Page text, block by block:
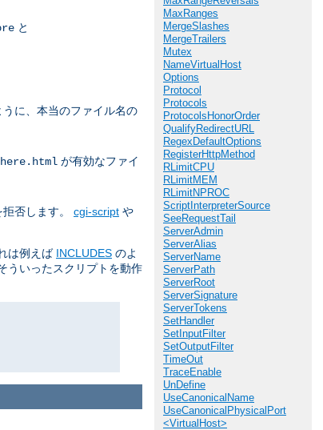
MaxRanges
MergeSlashes
MergeTrailers
Mutex
NameVirtualHost
Options
Protocol
Protocols
ProtocolsHonorOrder
QualifyRedirectURL
RegexDefaultOptions
RegisterHttpMethod
RLimitCPU
RLimitMEM
RLimitNPROC
ScriptInterpreterSource
SeeRequestTail
ServerAdmin
ServerAlias
ServerName
ServerPath
ServerRoot
ServerSignature
ServerTokens
SetHandler
SetInputFilter
SetOutputFilter
TimeOut
TraceEnable
UnDefine
UseCanonicalName
UseCanonicalPhysicalPort
<VirtualHost>
と
うに、本当のファイル名の
が有効なファイ
拒否します。 cgi-script や
は例えば INCLUDES のよ
ういったスクリプトを動作